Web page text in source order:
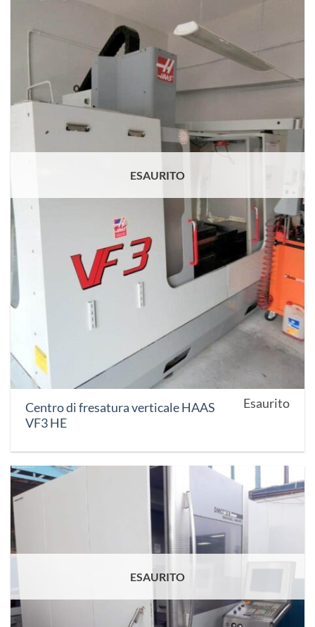
ESAURITO
Centro di fresatura verticale HAAS
VF3 HE
Esaurito
ESAURITO